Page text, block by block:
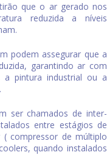
que o ar gerado nos
reduzida a níveis
podem assegurar que a
garantindo ar com
a pintura industrial ou a
ser chamados de inter-
entre estágios de
compressor de múltiplo
quando instalados